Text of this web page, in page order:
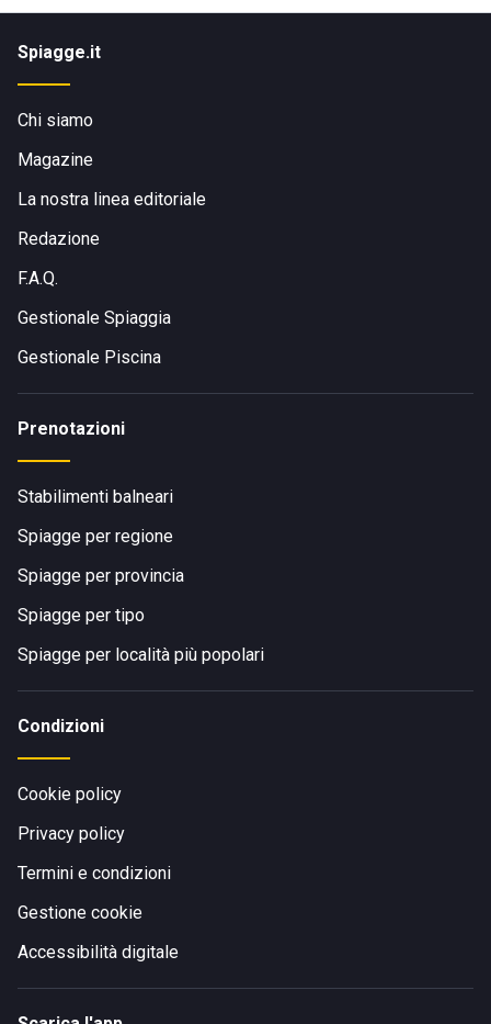
Spiagge.it
Chi siamo
Magazine
La nostra linea editoriale
Redazione
F.A.Q.
Gestionale Spiaggia
Gestionale Piscina
Prenotazioni
Stabilimenti balneari
Spiagge per regione
Spiagge per provincia
Spiagge per tipo
Spiagge per località più popolari
Condizioni
Cookie policy
Privacy policy
Termini e condizioni
Gestione cookie
Accessibilità digitale